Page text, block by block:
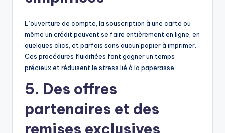
L’ouverture de compte, la souscription à une carte ou
même un crédit peuvent se faire entièrement en ligne, en
quelques clics, et parfois sans aucun papier à imprimer.
Ces procédures fluidifiées font gagner un temps
précieux et réduisent le stress lié à la paperasse.
5. Des offres
partenaires et des